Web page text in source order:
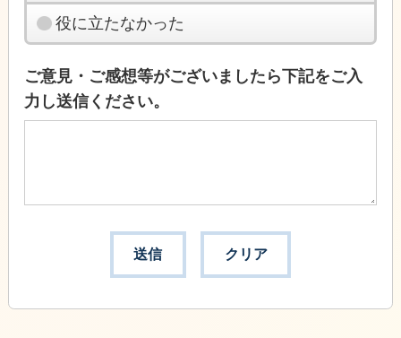
役に立たなかった
ご意見・ご感想等がございましたら下記をご入
力し送信ください。